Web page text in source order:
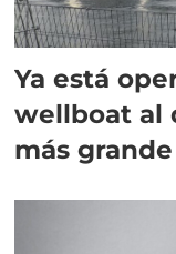
Ya está
wellboat al
más